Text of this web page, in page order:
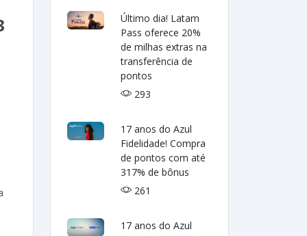
Último dia! Latam
Pass oferece 20%
de milhas extras na
transferência de
pontos
293
17 anos do Azul
Fidelidade! Compra
de pontos com até
317% de bônus
261
17 anos do Azul